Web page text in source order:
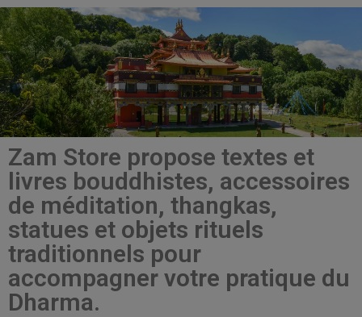
Zam Store propose textes et
livres bouddhistes, accessoires
de méditation, thangkas,
statues et objets rituels
traditionnels pour
accompagner votre pratique du
Dharma.